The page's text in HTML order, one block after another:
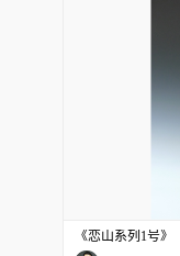
《恋山系列1号》